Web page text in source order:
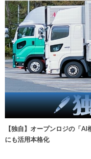
【独自】オープンロジの「
にも活用本格化